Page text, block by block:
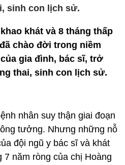
sinh con lịch sử.
khát và 8 tháng thấp
chào đời trong niềm
gia đình, bác sĩ, trở
thai, sinh con lịch sử.
nhân suy thận giai đoạn
tưởng. Nhưng những nỗ
đội ngũ y bác sĩ và khát
7 năm ròng của chị Hoàng